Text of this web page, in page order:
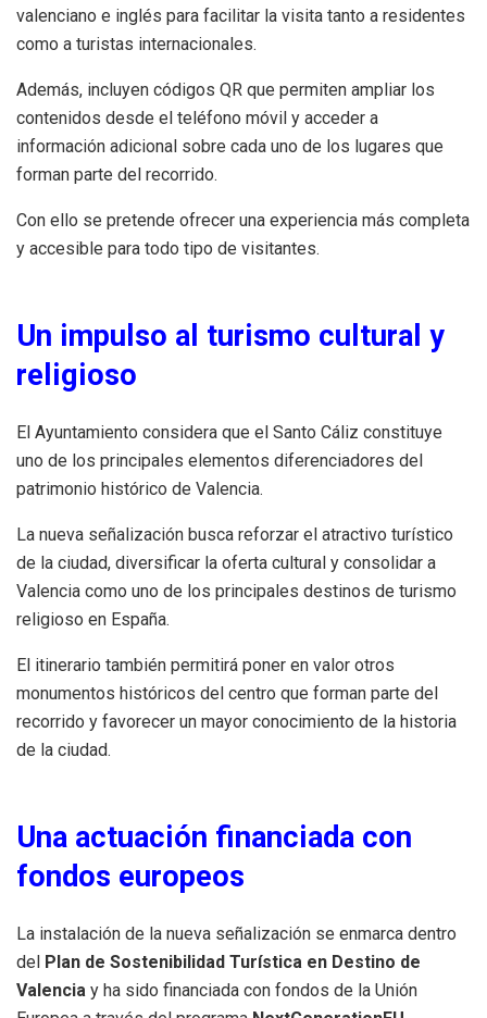
valenciano e inglés para facilitar la visita tanto a residentes
como a turistas internacionales.
Además, incluyen códigos QR que permiten ampliar los
contenidos desde el teléfono móvil y acceder a
información adicional sobre cada uno de los lugares que
forman parte del recorrido.
Con ello se pretende ofrecer una experiencia más completa
y accesible para todo tipo de visitantes.
Un impulso al turismo cultural y
religioso
El Ayuntamiento considera que el Santo Cáliz constituye
uno de los principales elementos diferenciadores del
patrimonio histórico de Valencia.
La nueva señalización busca reforzar el atractivo turístico
de la ciudad, diversificar la oferta cultural y consolidar a
Valencia como uno de los principales destinos de turismo
religioso en España.
El itinerario también permitirá poner en valor otros
monumentos históricos del centro que forman parte del
recorrido y favorecer un mayor conocimiento de la historia
de la ciudad.
Una actuación financiada con
fondos europeos
La instalación de la nueva señalización se enmarca dentro
del Plan de Sostenibilidad Turística en Destino de
Valencia y ha sido financiada con fondos de la Unión